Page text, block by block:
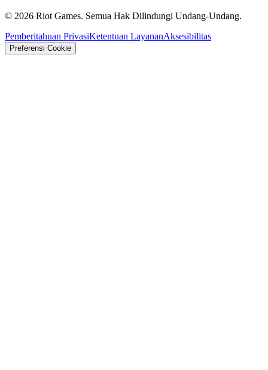
© 2026 Riot Games. Semua Hak Dilindungi Undang-Undang.
Pemberitahuan PrivasiKetentuan LayananAksesibilitas
Preferensi Cookie